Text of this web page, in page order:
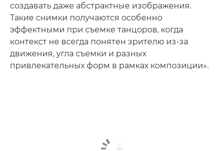
создавать даже абстрактные изображения.
Такие снимки получаются особенно
эффектными при съемке танцоров, когда
контекст не всегда понятен зрителю из-за
движения, угла съемки и разных
привлекательных форм в рамках композиции».